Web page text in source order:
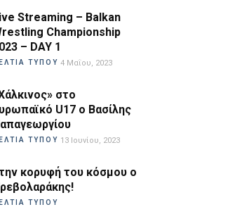
Streaming – Balkan
Championship
– DAY 1
ΤΥΠΟΥ 4 Μαΐου, 2023
στο
U17 ο Βασίλης
ΤΥΠΟΥ 13 Ιουνίου, 2023
κορυφή του κόσμου ο
ΤΥΠΟΥ